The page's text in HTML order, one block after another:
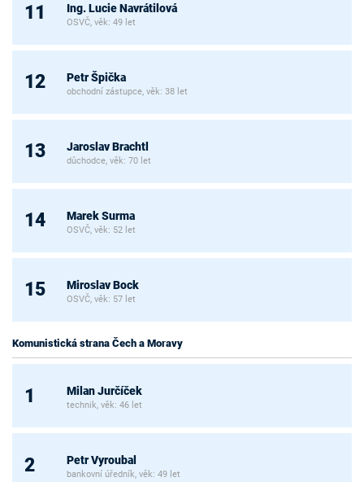
11 Ing. Lucie Navrátilová
OSVČ, věk: 49 let
12 Petr Špička
obchodní zástupce, věk: 38 let
13 Jaroslav Brachtl
důchodce, věk: 70 let
14 Marek Surma
OSVČ, věk: 52 let
15 Miroslav Bock
OSVČ, věk: 57 let
Komunistická strana Čech a Moravy
1 Milan Jurčíček
technik, věk: 46 let
2 Petr Vyroubal
bankovní úředník, věk: 49 let